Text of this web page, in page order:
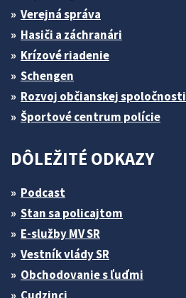
Verejná správa
Hasiči a záchranári
Krízové riadenie
Schengen
Rozvoj občianskej spoločnosti
Športové centrum polície
DÔLEŽITÉ ODKAZY
Podcast
Stan sa policajtom
E-služby MV SR
Vestník vlády SR
Obchodovanie s ľuďmi